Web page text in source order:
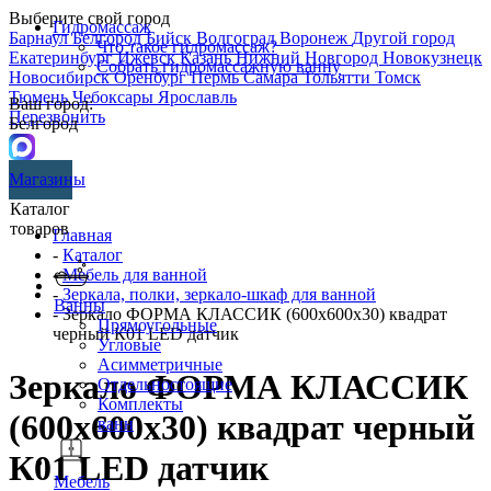
Выберите свой город
БарнаулБелгородБийск ВолгоградВоронеж Другой город
ЕкатеринбургИжевскКазаньНижний Новгород Новокузнецк
НовосибирскОренбургПермьСамараТольятти Томск
ТюменьЧебоксары Ярославль
Перезвонить
Гидромассаж
Что такое гидромассаж?
Собрать гидромассажную ванну
Ваш город:
Белгород
Магазины
Каталог
товаров
Ванны
Прямоугольные
Угловые
Асимметричные
Отдельностоящие
Комплекты
ванн
Мебель
Главная
- Каталог
-Мебель для ванной
- Зеркала, полки, зеркало-шкаф для ванной
- Зеркало ФОРМА КЛАССИК (600х600х30) квадрат
черный К01 LED датчик
Зеркало ФОРМА КЛАССИК
(600х600х30) квадрат черный
К01 LED датчик